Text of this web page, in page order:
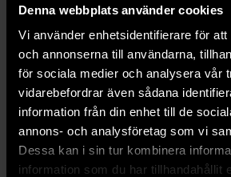
Denna webbplats använder cookies
Vi använder enhetsidentifierare för
och annonserna till användarna,
för sociala medier och analysera vår
vidarebefordrar även sådana
information från din enhet till de
annons- och analysföretag som vi
Dessa kan i sin tur kombinera
information som du har tillhandahållit
VtM 5e: Cults of the Blood Gods
Vampire The Masquerade 5th Edition
499 kr 489